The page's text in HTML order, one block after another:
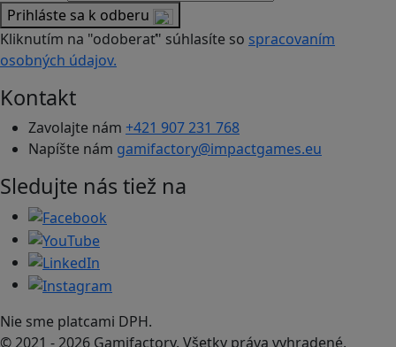
Prihláste sa k odberu
Kliknutím na "odoberať" súhlasíte so spracovaním
osobných údajov.
Kontakt
Zavolajte nám +421 907 231 768
Napíšte nám gamifactory@impactgames.eu
Sledujte nás tiež na
Nie sme platcami DPH.
© 2021 - 2026 Gamifactory. Všetky práva vyhradené.